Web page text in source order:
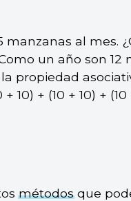
al mes.
un año son 12
propiedad
10) + (10 + 10) +
métodosque